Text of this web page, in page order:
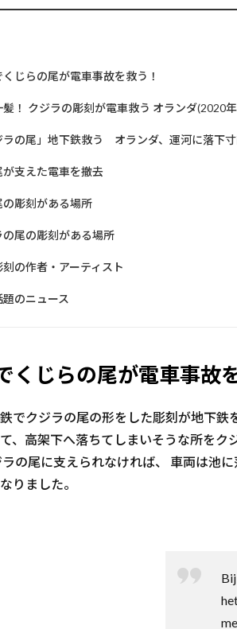
じらの尾が電車事故を救う！
髪！ クジラの彫刻が電車救う オランダ(2020
ラの尾」地下鉄救う オランダ、運河に落下
が支えた電車を撤去
の彫刻がある場所
の尾の彫刻がある場所
の作者・アーティスト
のニュース
くじらの尾が電車事故
でクジラの尾の形をした彫刻が地下
、高架下へ落ちてしまいそうな所を
の尾に支えられなければ、 車両は池
りました。